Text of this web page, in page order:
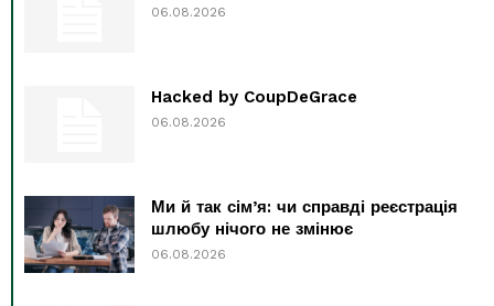
06.08.2026
Hacked by CoupDeGrace
06.08.2026
Ми й так сім’я: чи справді реєстрація
шлюбу нічого не змінює
06.08.2026